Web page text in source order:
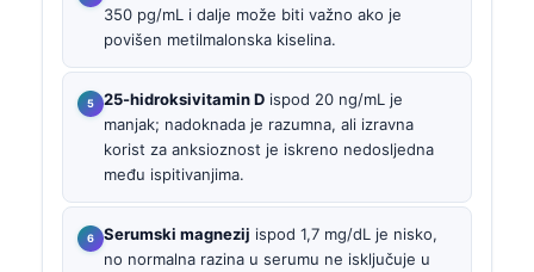
350 pg/mL i dalje može biti važno ako je
povišen metilmalonska kiselina.
25-hidroksivitamin D ispod 20 ng/mL je
manjak; nadoknada je razumna, ali izravna
korist za anksioznost je iskreno nedosljedna
među ispitivanjima.
Serumski magnezij ispod 1,7 mg/dL je nisko,
no normalna razina u serumu ne isključuje u